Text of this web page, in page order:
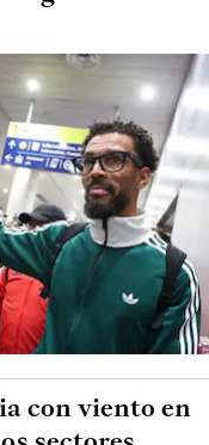
con viento en